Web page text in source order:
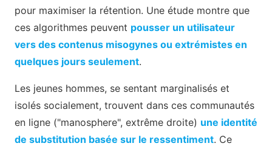
pour maximiser la rétention. Une étude montre que
ces algorithmes peuvent pousser un utilisateur
vers des contenus misogynes ou extrémistes en
quelques jours seulement.
Les jeunes hommes, se sentant marginalisés et
isolés socialement, trouvent dans ces communautés
en ligne ("manosphere", extrême droite) une identité
de substitution basée sur le ressentiment. Ce